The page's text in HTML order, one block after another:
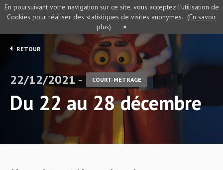
RETOUR
22/12/2021 - COURT-MÉTRAGE
Du 22 au 28 décembre
En poursuivant votre navigation sur ce site, vous acceptez l’utilisation de
Cookies pour réaliser des statistiques de visites anonymes. (En savoir
plus)
×